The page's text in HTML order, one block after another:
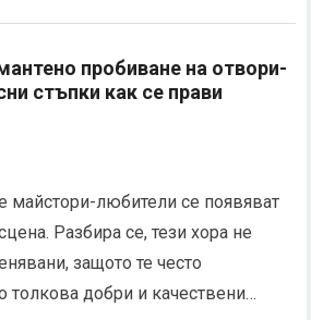
пробиване на отвори-
стъпки как се прави
майстори-любители се появяват
Разбира се, тези хора не
защото те често
толкова добри и качествени…